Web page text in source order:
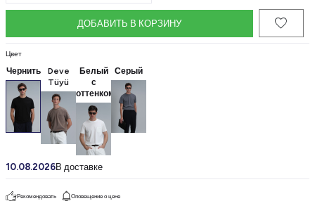
ДОБАВИТЬ В КОРЗИНУ
Цвет
Чернить
Deve
Tüyü
Белый
с
оттенком
Серый
10.08.2026В доставке
Рекомендовать Оповещение о цене